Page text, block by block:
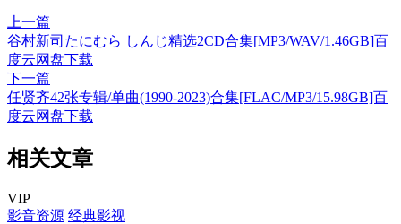
上一篇
谷村新司たにむら しんじ精选2CD合集[MP3/WAV/1.46GB]百
度云网盘下载
下一篇
任贤齐42张专辑/单曲(1990-2023)合集[FLAC/MP3/15.98GB]百
度云网盘下载
相关文章
VIP
影音资源 经典影视